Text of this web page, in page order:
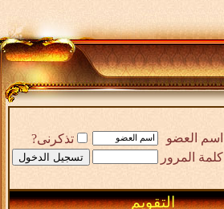
اسم العضو
تذكرنى?
كلمة المرور
التقويم